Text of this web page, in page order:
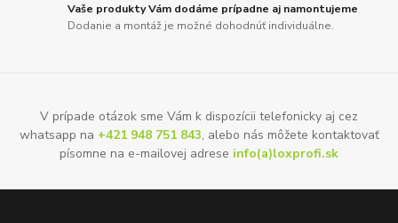
Vaše produkty Vám dodáme prípadne aj namontujeme
Dodanie a montáž je možné dohodnúť individuálne.
V prípade otázok sme Vám k dispozícii telefonicky aj cez
whatsapp na +421 948 751 843, alebo nás môžete kontaktovať
písomne na e-mailovej adrese info(a)loxprofi.sk